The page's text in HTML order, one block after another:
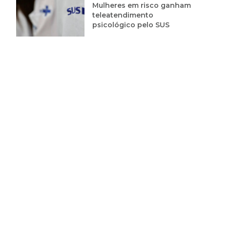
Mulheres em risco ganham
teleatendimento
psicológico pelo SUS